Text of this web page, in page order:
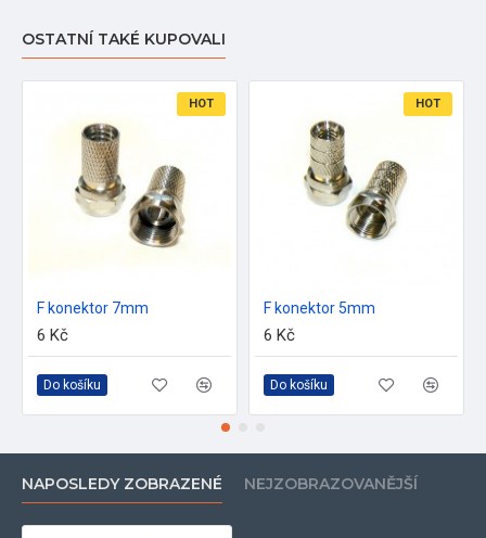
OSTATNÍ TAKÉ KUPOVALI
HOT
F konektor 7mm
6 Kč
Do košíku
HOT
F konektor 5mm
6 Kč
Do košíku
NAPOSLEDY ZOBRAZENÉ NEJZOBRAZOVANĚJŠÍ